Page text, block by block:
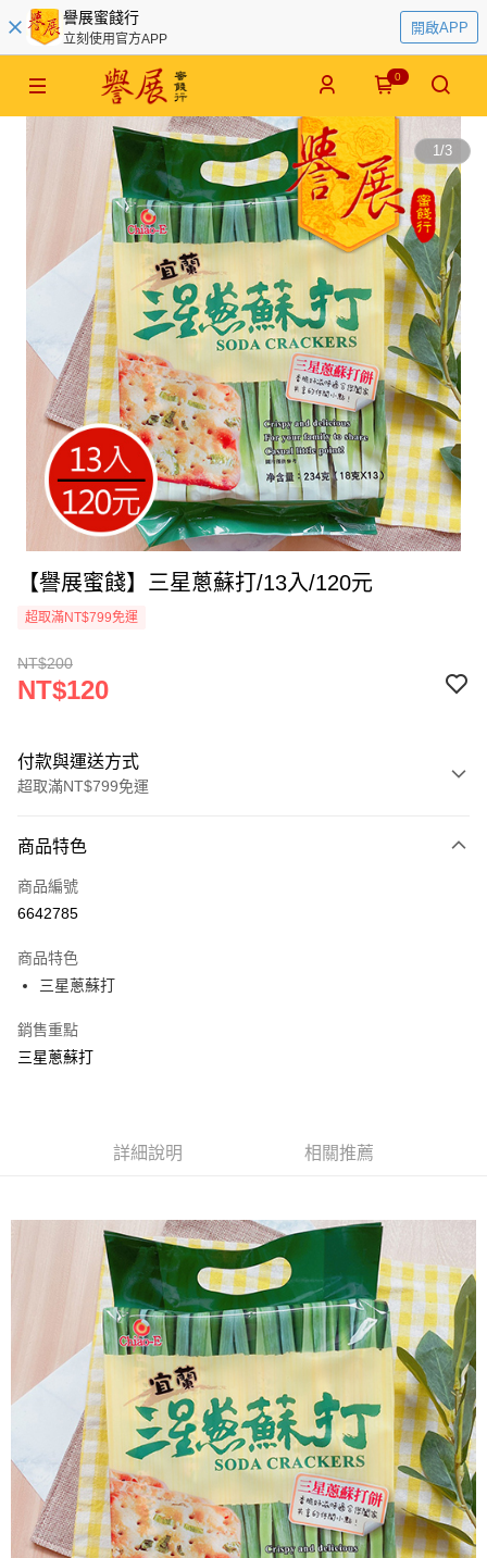
譽展蜜餞行
立刻使用官方APP
開啟APP
0
1/3
【譽展蜜餞】三星蔥蘇打/13入/120元
超取滿NT$799免運
NT$200
NT$120
付款與運送方式
超取滿NT$799免運
信用卡一次付款
超商取貨付款
Apple Pay
街口支付
悠遊付
全家取貨付款
每筆NT$60，滿NT$799(含以上)免運費
付款後全家取貨
每筆NT$60，滿NT$799(含以上)免運費
7-11取貨付款
每筆NT$60，滿NT$799(含以上)免運費
付款後7-11取貨
每筆NT$60，滿NT$799(含以上)免運費
宅配到家
商品特色
商品編號
6642785
商品特色
三星蔥蘇打
銷售重點
三星蔥蘇打
詳細說明 相關推薦